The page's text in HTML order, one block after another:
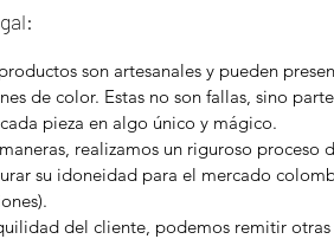
son artesanales y pueden
de color. Estas no son fallas, sino
pieza en algo único y mágico.
realizamos un riguroso proceso
su idoneidad para el mercado
del cliente, podemos remitir